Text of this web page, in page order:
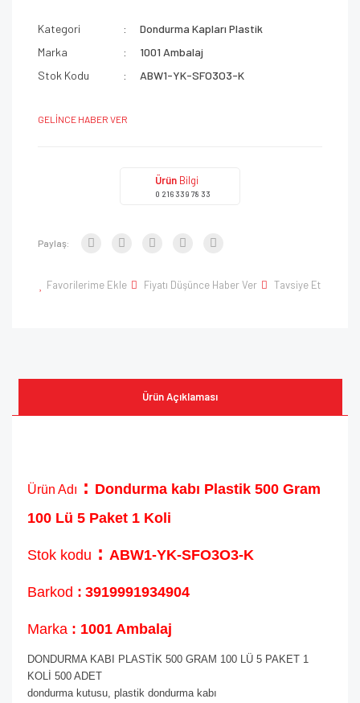
Kategori
Dondurma Kapları Plastik
Marka
1001 Ambalaj
Stok Kodu
ABW1-YK-SFO3O3-K
GELİNCE HABER VER
Ürün Bilgi
0 216 339 78 33
Paylaş:
Favorilerime Ekle Fiyatı Düşünce Haber Ver Tavsiye Et
Ürün Açıklaması
Ürün Adı : Dondurma kabı Plastik 500 Gram
100 Lü 5 Paket 1 Koli
Stok kodu : ABW1-YK-SFO3O3-K
Barkod : 3919991934904
Marka : 1001 Ambalaj
DONDURMA KABI PLASTİK 500 GRAM 100 LÜ 5 PAKET 1
KOLİ 500 ADET
dondurma kutusu, plastik dondurma kabı